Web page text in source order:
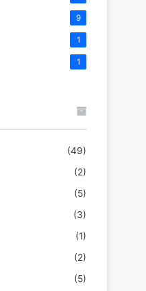
9
1
1
(49)
(2)
(5)
(3)
(1)
(2)
(5)